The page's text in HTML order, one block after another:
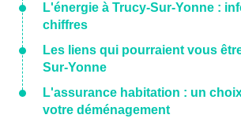
L'énergie à Trucy-Sur-Yonne :
chiffres
Les liens qui pourraient vous
Sur-Yonne
L'assurance habitation : un
votre déménagement